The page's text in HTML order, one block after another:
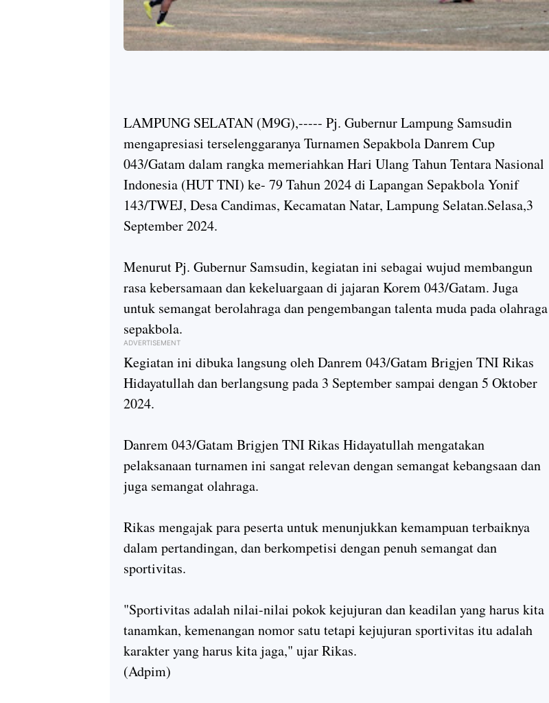
LAMPUNG SELATAN (M9G),----- Pj. Gubernur Lampung Samsudin
mengapresiasi terselenggaranya Turnamen Sepakbola Danrem Cup
043/Gatam dalam rangka memeriahkan Hari Ulang Tahun Tentara Nasional
Indonesia (HUT TNI) ke- 79 Tahun 2024 di Lapangan Sepakbola Yonif
143/TWEJ, Desa Candimas, Kecamatan Natar, Lampung Selatan.Selasa,3
September 2024.
Menurut Pj. Gubernur Samsudin, kegiatan ini sebagai wujud membangun
rasa kebersamaan dan kekeluargaan di jajaran Korem 043/Gatam. Juga
untuk semangat berolahraga dan pengembangan talenta muda pada olahraga
sepakbola.
ADVERTISEMENT
Kegiatan ini dibuka langsung oleh Danrem 043/Gatam Brigjen TNI Rikas
Hidayatullah dan berlangsung pada 3 September sampai dengan 5 Oktober
2024.
Danrem 043/Gatam Brigjen TNI Rikas Hidayatullah mengatakan
pelaksanaan turnamen ini sangat relevan dengan semangat kebangsaan dan
juga semangat olahraga.
Rikas mengajak para peserta untuk menunjukkan kemampuan terbaiknya
dalam pertandingan, dan berkompetisi dengan penuh semangat dan
sportivitas.
"Sportivitas adalah nilai-nilai pokok kejujuran dan keadilan yang harus kita
tanamkan, kemenangan nomor satu tetapi kejujuran sportivitas itu adalah
karakter yang harus kita jaga," ujar Rikas.
(Adpim)